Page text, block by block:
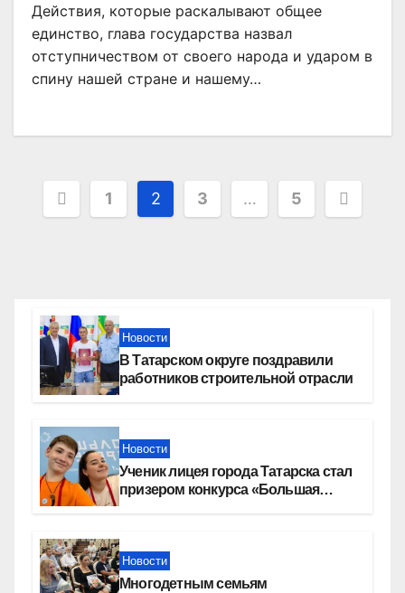
Действия, которые раскалывают общее
единство, глава государства назвал
отступничеством от своего народа и ударом в
спину нашей стране и нашему…
Пагинация
1 2 3 … 5
Новости
В Татарском округе поздравили
работников строительной отрасли
Новости
Ученик лицея города Татарска стал
призером конкурса «Большая
Новости
Многодетным семьям